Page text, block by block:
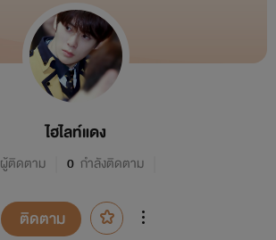
ไฮไลท์แดง
ผู้ติดตาม 0 กำลังติดตาม
ติดตาม